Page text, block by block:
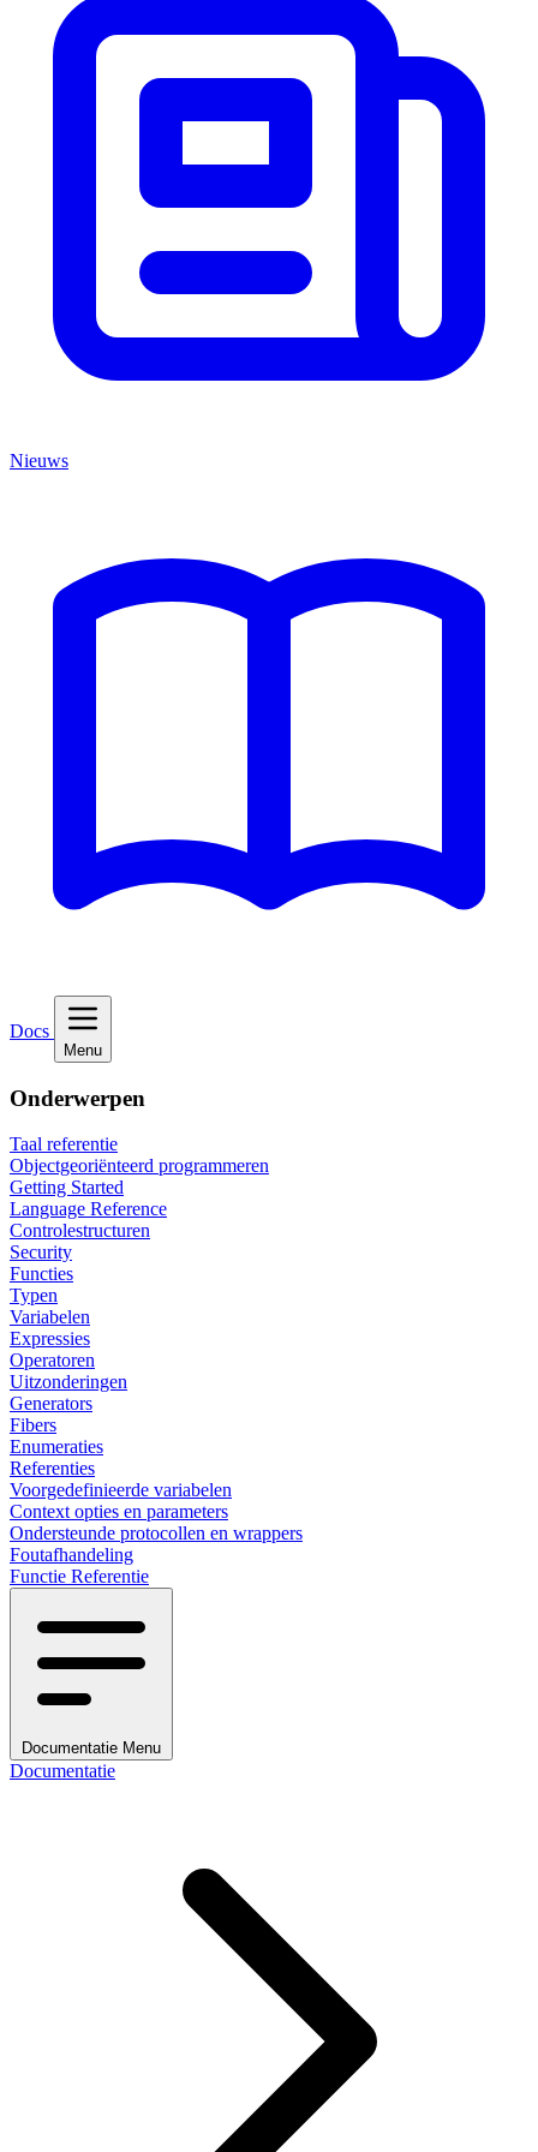
Nieuws
Docs
Menu
Onderwerpen
Taal referentie
Objectgeoriënteerd programmeren
Getting Started
Language Reference
Controlestructuren
Security
Functies
Typen
Variabelen
Expressies
Operatoren
Uitzonderingen
Generators
Fibers
Enumeraties
Referenties
Voorgedefinieerde variabelen
Context opties en parameters
Ondersteunde protocollen en wrappers
Foutafhandeling
Functie Referentie
Documentatie Menu
Documentatie